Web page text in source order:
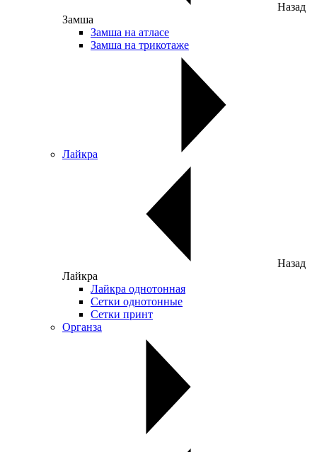
Назад
Замша
Замша на атласе
Замша на трикотаже
Лайкра
Назад
Лайкра
Лайкра однотонная
Сетки однотонные
Сетки принт
Органза